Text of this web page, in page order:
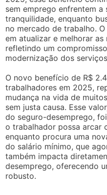
sem emprego enfrentem a
tranquilidade, enquanto
no mercado de trabalho.
em atualizar e melhorar as
refletindo um
modernização dos
O novo benefício de R$
trabalhadores em 2025,
mudança na vida de
sem justa causa. Esse
do seguro-desemprego,
o trabalhador possa arcar
enquanto procura uma
do salário mínimo, que
também impacta
desemprego, oferecendo
robusto.